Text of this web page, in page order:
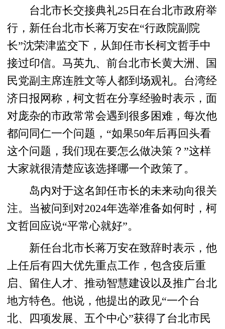
台北市长交接典礼25日在台北市政府举
行，新任台北市长蒋万安在“行政院副院
长”沈荣津监交下，从卸任市长柯文哲手中
接过印信。马英九、前台北市长黄大洲、国
民党副主席连胜文等人都到场观礼。台湾经
济日报网称，柯文哲在分享经验时表示，面
对庞杂的市政常常会遇到很多困难，每次他
都问同仁一个问题，“如果50年后再回头看
这个问题，我们现在要怎么做决策？”这样
大家就很清楚应该选择哪一个政策了。
岛内对于这名卸任市长的未来动向很关
注。当被问到对2024年选举准备如何时，柯
文哲回应说“平常心就好”。
新任台北市长蒋万安在致辞时表示，他
上任后有四大优先重点工作，包含疫后重
启、留住人才、推动智慧建设以及推广台北
地方特色。他说，他提出的政见“一个台
北、四项发展、五个中心”获得了台北市民